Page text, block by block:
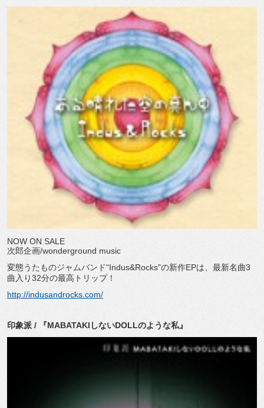
NOW ON SALE
次郎企画/wonderground music
変態うたものジャムバンド“Indus&Rocks”の新作EPは、最新名曲3
曲入り32分の最高トリップ！
http://indusandrocks.com/
印象派 / 『MABATAKIしないDOLLのような私』